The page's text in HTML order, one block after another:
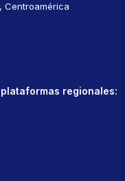
Centroamérica
regionales: